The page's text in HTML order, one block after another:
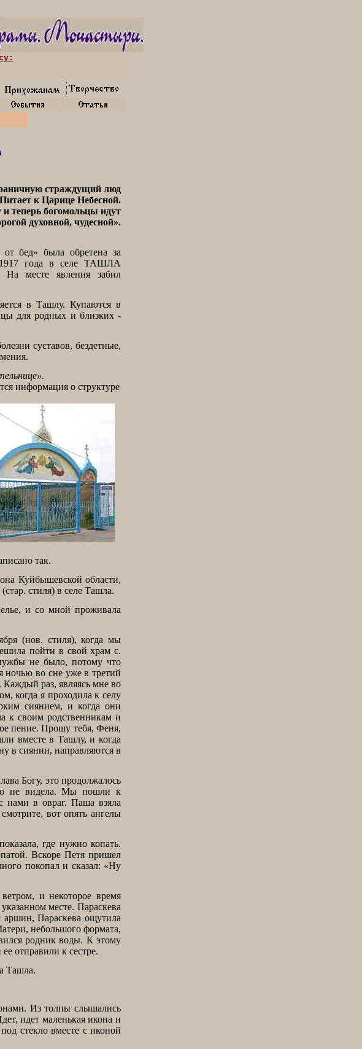
страждущий люд
Питает к Царице Небесной.
теперь богомольцы идут
духовной, чудесной».
бед» была обретена за
1917 года в селе ТАШЛА
На месте явления забил
в Ташлу. Купаются в
для родных и близких -
суставов, бездетные,
информация о структуре
так.
Куйбышевской области,
стиля) в селе Ташла.
и со мной проживала
(нов. стиля), когда мы
пойти в свой храм с.
не было, потому что
ночью во сне уже в третий
Каждый раз, являясь мне во
когда я проходила к селу
сиянием, и когда они
к своим родственникам и
пение. Прошу тебя, Феня,
вместе в Ташлу, и когда
в сиянии, направляются в
Богу, это продолжалось
не видела. Мы пошли к
нами в овраг. Паша взяла
вот опять ангелы
где нужно копать.
Вскоре Петя пришел
покопал и сказал: «Ну
и некоторое время
месте. Параскева
Параскева ощутила
небольшого формата,
родник воды. К этому
отправили к сестре.
Ташла.
Из толпы слышались
идет маленькая икона и
стекло вместе с иконой